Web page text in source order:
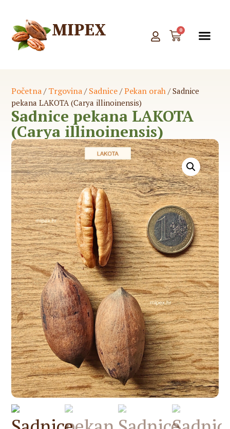
MIPEX 0
Početna / Trgovina / Sadnice /Pekan orah / Sadnice
pekana LAKOTA (Carya illinoinensis)
Sadnice pekana LAKOTA
(Carya illinoinensis)